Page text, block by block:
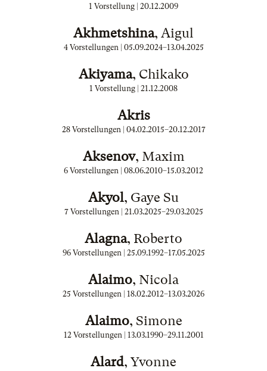
1 Vorstellung | 20.12.2009
Akhmetshina, Aigul
4 Vorstellungen | 05.09.2024–13.04.2025
Akiyama, Chikako
1 Vorstellung | 21.12.2008
Akris
28 Vorstellungen | 04.02.2015–20.12.2017
Aksenov, Maxim
6 Vorstellungen | 08.06.2010–15.03.2012
Akyol, Gaye Su
7 Vorstellungen | 21.03.2025–29.03.2025
Alagna, Roberto
96 Vorstellungen | 25.09.1992–17.05.2025
Alaimo, Nicola
25 Vorstellungen | 18.02.2012–13.03.2026
Alaimo, Simone
12 Vorstellungen | 13.03.1990–29.11.2001
Alard, Yvonne